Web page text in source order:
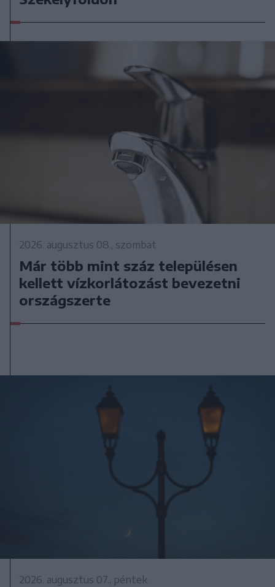
2026. augusztus 08., szombat
Már több mint száz településen
kellett vízkorlátozást bevezetni
országszerte
2026. augusztus 07., péntek